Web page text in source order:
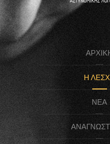
Η
ΝΈΑ